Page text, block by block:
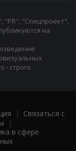
"Спецпроект",
на
- строго
| Связаться с
|
в сфере